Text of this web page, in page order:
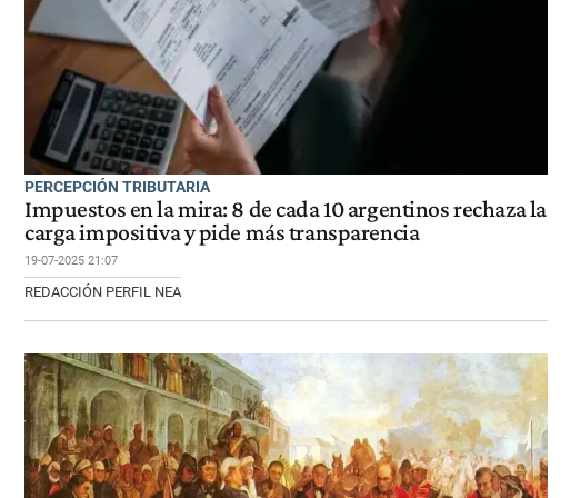
PERCEPCIÓN TRIBUTARIA
Impuestos en la mira: 8 de cada 10 argentinos rechaza la
carga impositiva y pide más transparencia
19-07-2025 21:07
REDACCIÓN PERFIL NEA